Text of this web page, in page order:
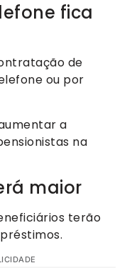
fica
de
ou por
a
na
maior
terão